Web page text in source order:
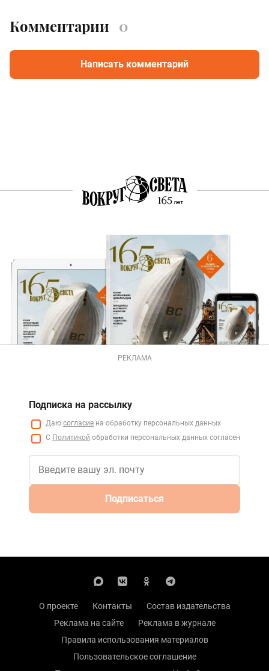
Комментарии 0
Написать комментарий
РЕКЛАМА
Подписка на рассылку
Даю согласие на обработку персональных данных
С Политикой обработки персональных данных согласен
Подписаться
О проекте Контакты
Состав издательства
Реклама на сайте
Реклама в журнале
Правила использования материалов
Пользовательское соглашение